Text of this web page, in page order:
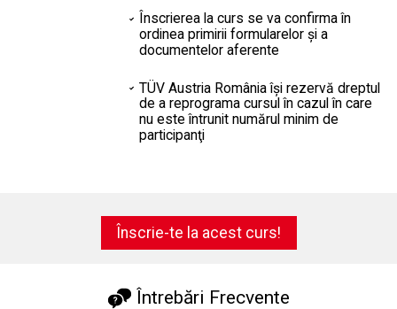
Înscrierea la curs se va confirma în
ordinea primirii formularelor şi a
documentelor aferente
TÜV Austria România îşi rezervă dreptul
de a reprograma cursul în cazul în care
nu este întrunit numărul minim de
participanţi
Înscrie-te la acest curs!
Întrebări Frecvente